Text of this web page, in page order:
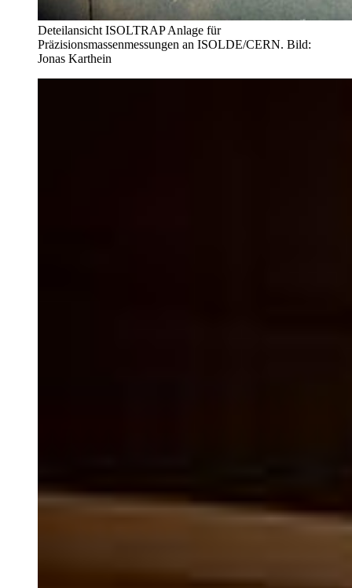
Deteilansicht ISOLTRAP Anlage für
Präzisionsmassenmessungen an ISOLDE/CERN. Bild:
Jonas Karthein